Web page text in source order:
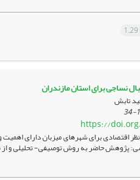
1.29
نساجی برای استان مازندران
تابش
https://
اقتصادی برای شهرهای میزبان دارای
پژوهش حاضر به روش توصیفی- تحلیلی و از